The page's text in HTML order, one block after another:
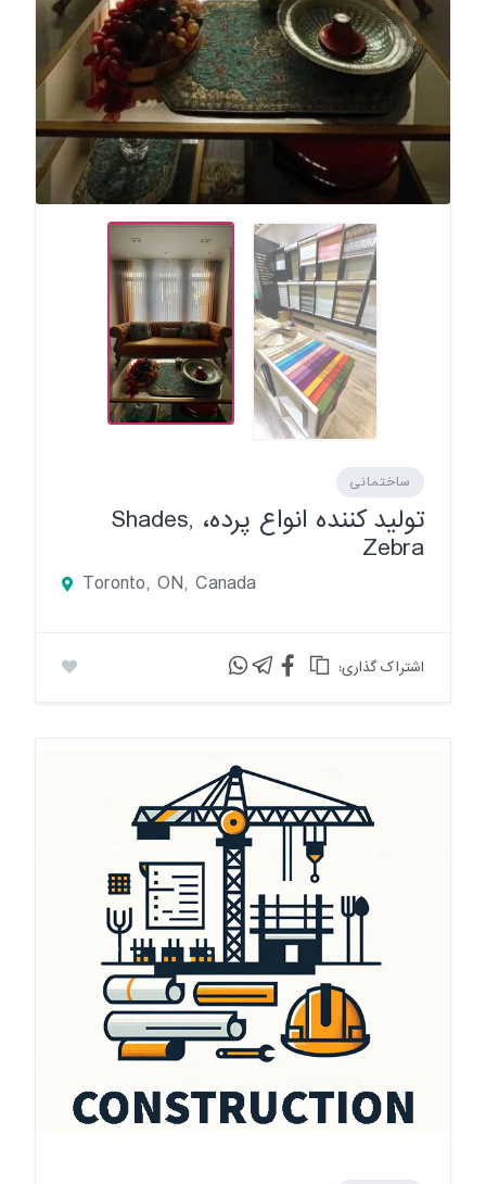
ساختمانی
تولید کننده انواع پرده، Shades,
Zebra
Toronto, ON, Canada
:اشتراک گذاری